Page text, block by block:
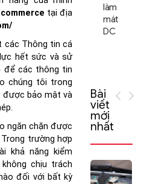
tại địa
các Thông tin cá
hết sức và sử
để các thông tin
chúng tôi trong
được bảo mật và
ngăn chặn được
trường hợp
khả năng kiểm
chịu trách
đối với bất kỳ
làm
mát
DC
Bài
viết
mới
nhất